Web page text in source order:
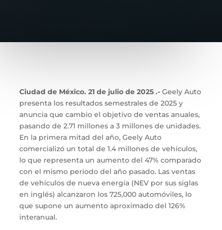
Ciudad de México. 21 de julio de 2025 .-Geely Auto
presenta los resultados semestrales de 2025 y
anuncia que cambio el objetivo de ventas anuales,
pasando de 2.71 millones a 3 millones de unidades.
En la primera mitad del año, Geely Auto
comercializó un total de 1.4 millones de vehículos,
lo que representa un aumento del 47% comparado
con el mismo periodo del año pasado. Las ventas
de vehículos de nueva energía (NEV por sus siglas
en inglés) alcanzaron los 725,000 automóviles, lo
que supone un aumento aproximado del 126%
interanual.